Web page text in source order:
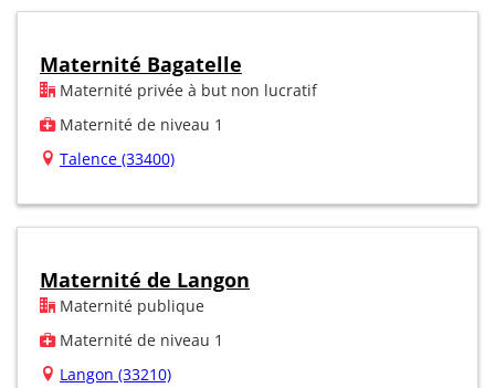
Maternité Bagatelle
Maternité privée à but non lucratif
Maternité de niveau 1
Talence (33400)
Maternité de Langon
Maternité publique
Maternité de niveau 1
Langon (33210)